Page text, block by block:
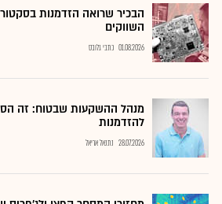
הבכיר שרואה הזדמנות
השווקים
01.08.2026 כתבי גלובס
מנהל ההשקעות שבטוח: זה
להזדמנות
28.07.2026 נתנאל אריאל